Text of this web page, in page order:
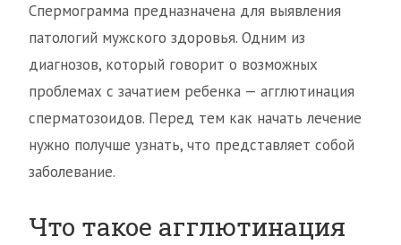
Спермограмма предназначена для выявления
патологий мужского здоровья. Одним из
диагнозов, который говорит о возможных
проблемах с зачатием ребенка — агглютинация
сперматозоидов. Перед тем как начать лечение
нужно получше узнать, что представляет собой
заболевание.
Что такое агглютинация